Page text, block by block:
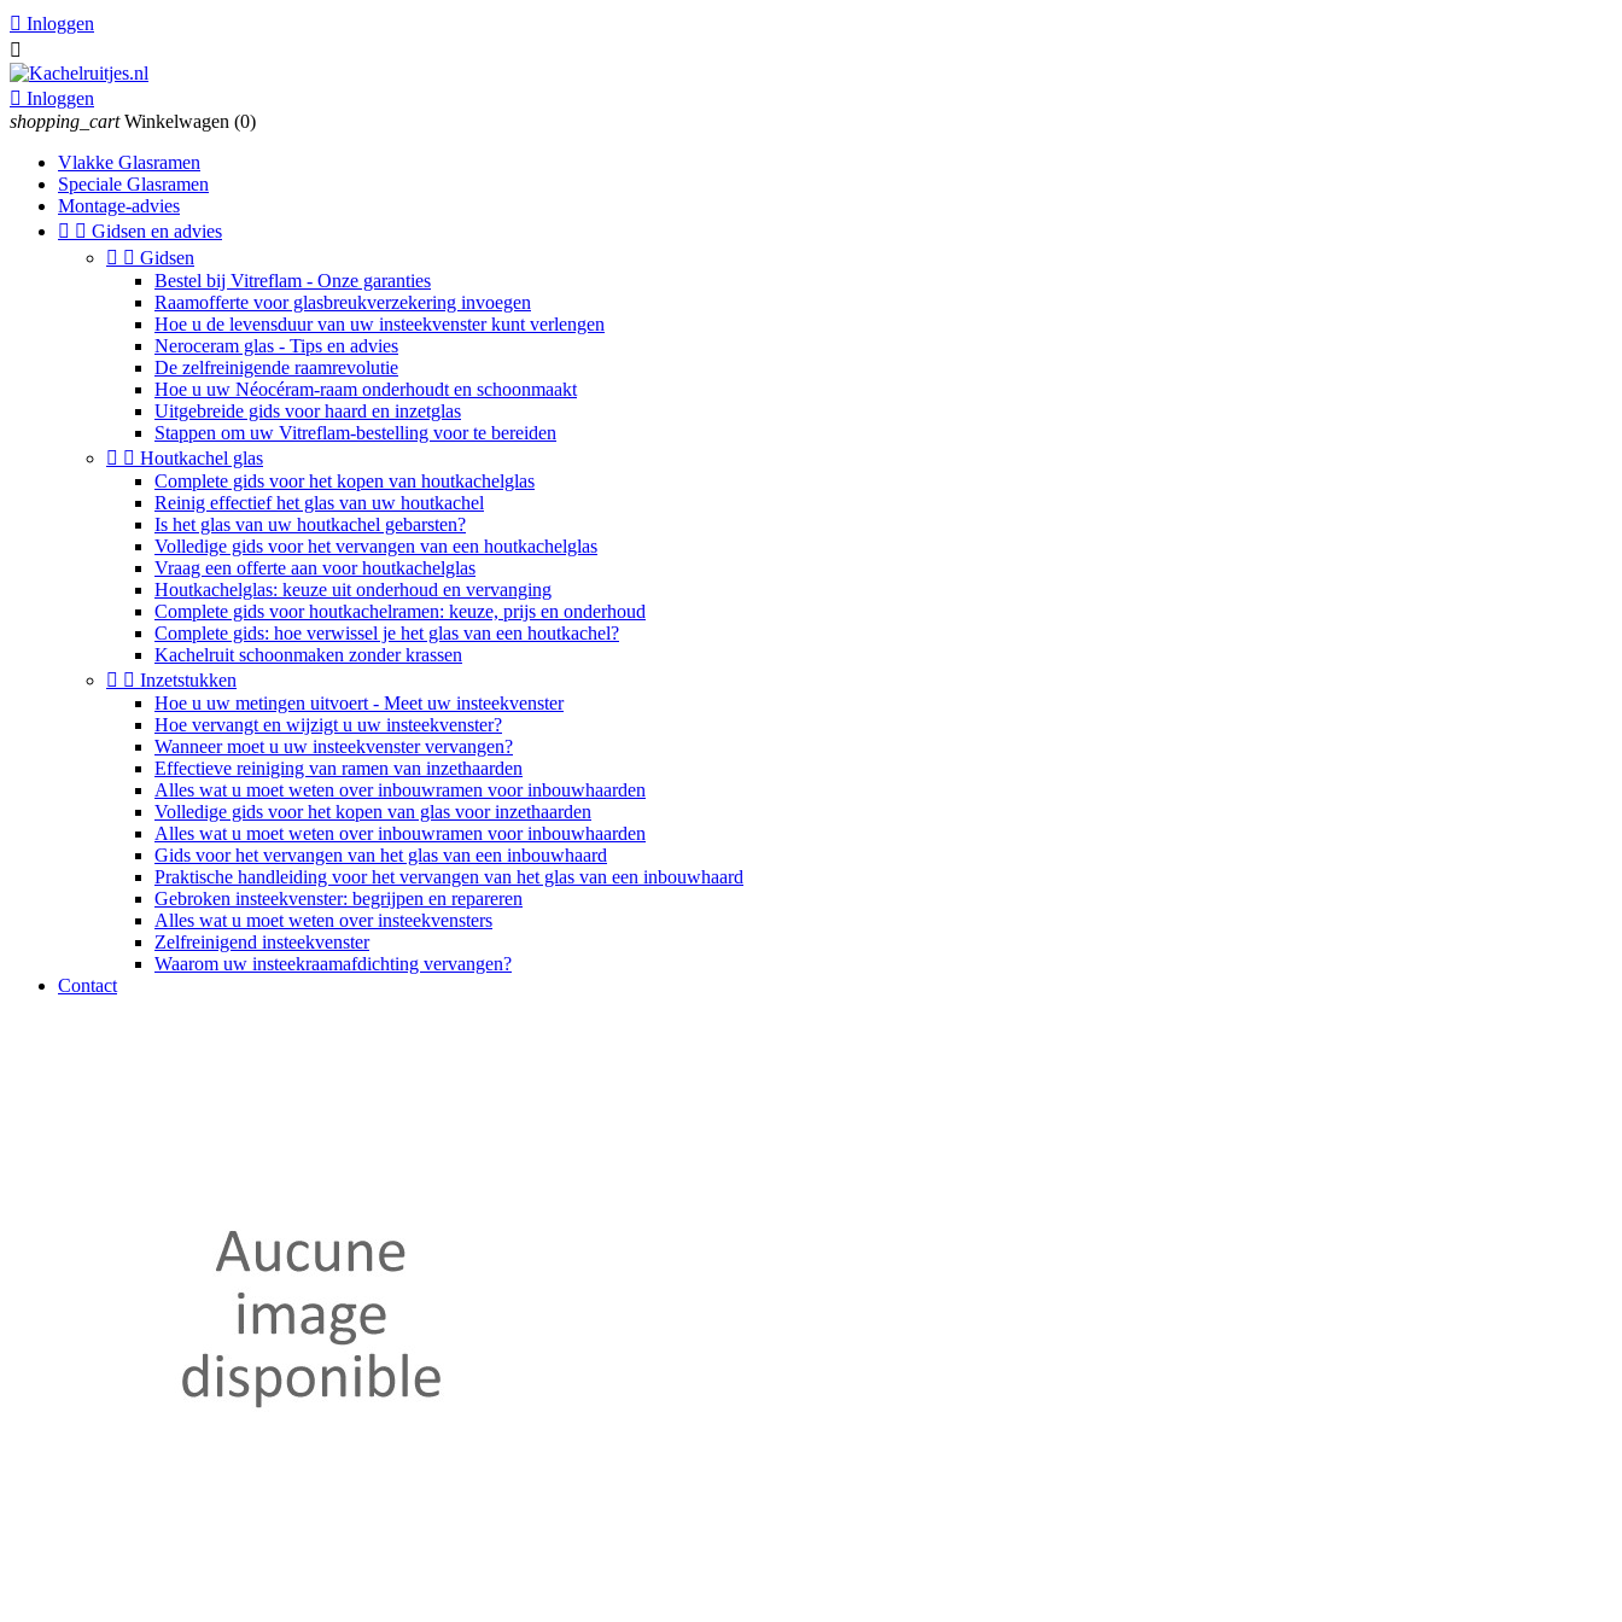
 Inloggen

 Inloggen
shopping_cart Winkelwagen (0)
Vlakke Glasramen
Speciale Glasramen
Montage-advies
  Gidsen en advies
  Gidsen
Bestel bij Vitreflam - Onze garanties
Raamofferte voor glasbreukverzekering invoegen
Hoe u de levensduur van uw insteekvenster kunt verlengen
Neroceram glas - Tips en advies
De zelfreinigende raamrevolutie
Hoe u uw Néocéram-raam onderhoudt en schoonmaakt
Uitgebreide gids voor haard en inzetglas
Stappen om uw Vitreflam-bestelling voor te bereiden
  Houtkachel glas
Complete gids voor het kopen van houtkachelglas
Reinig effectief het glas van uw houtkachel
Is het glas van uw houtkachel gebarsten?
Volledige gids voor het vervangen van een houtkachelglas
Vraag een offerte aan voor houtkachelglas
Houtkachelglas: keuze uit onderhoud en vervanging
Complete gids voor houtkachelramen: keuze, prijs en onderhoud
Complete gids: hoe verwissel je het glas van een houtkachel?
Kachelruit schoonmaken zonder krassen
  Inzetstukken
Hoe u uw metingen uitvoert - Meet uw insteekvenster
Hoe vervangt en wijzigt u uw insteekvenster?
Wanneer moet u uw insteekvenster vervangen?
Effectieve reiniging van ramen van inzethaarden
Alles wat u moet weten over inbouwramen voor inbouwhaarden
Volledige gids voor het kopen van glas voor inzethaarden
Alles wat u moet weten over inbouwramen voor inbouwhaarden
Gids voor het vervangen van het glas van een inbouwhaard
Praktische handleiding voor het vervangen van het glas van een inbouwhaard
Gebroken insteekvenster: begrijpen en repareren
Alles wat u moet weten over insteekvensters
Zelfreinigend insteekvenster
Waarom uw insteekraamafdichting vervangen?
Contact